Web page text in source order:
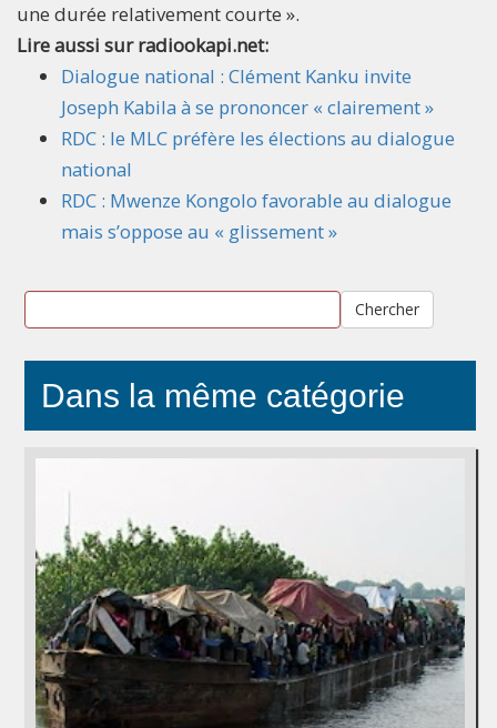
une durée relativement courte ».​
Lire aussi sur radiookapi.net:
Dialogue national : Clément Kanku invite
Joseph Kabila à se prononcer « clairement »
RDC : le MLC préfère les élections au dialogue
national
RDC : Mwenze Kongolo favorable au dialogue
mais s’oppose au « glissement »
Chercher
Dans la même catégorie